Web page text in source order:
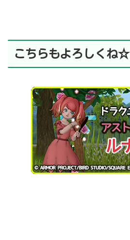
こちらもよろしくね☆